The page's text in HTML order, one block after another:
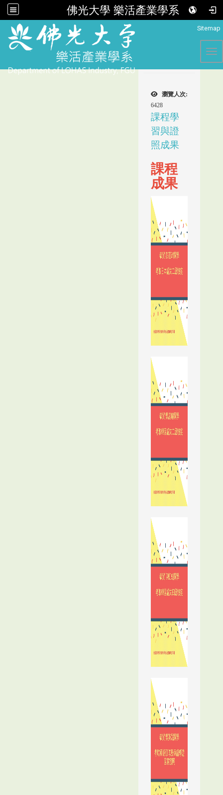
佛光大學 樂活產業學系
Sitemap
瀏覽人次:
6428
課程學
習與證
照成果
課程
成果